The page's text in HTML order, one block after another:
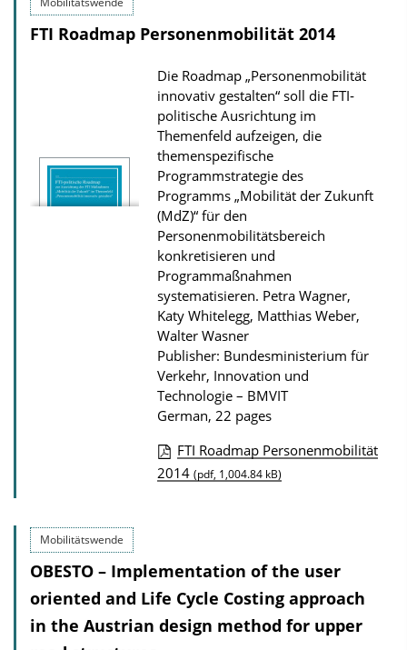
c
t
i
o
n
D
o
w
n
l
o
a
d
s
FTI Roadmap Personenmobilität 2014
Die Roadmap „Personenmobilität
innovativ gestalten“ soll die FTI‐
politische Ausrichtung im
Themenfeld aufzeigen, die
themenspezifische
Programmstrategie des
Programms „Mobilität der Zukunft
(MdZ)“ für den
Personenmobilitätsbereich
konkretisieren und
Programmaßnahmen
systematisieren. Petra Wagner,
Katy Whitelegg, Matthias Weber,
Walter Wasner
Publisher: Bundesministerium für
Verkehr, Innovation und
Technologie – BMVIT
German, 22 pages
P
i
c
a
FTI Roadmap Personenmobilität
2014 (pdf, 1,004.84 kB)
Mobilitätswende
OBESTO – Implementation of the user
oriented and Life Cycle Costing approach
in the Austrian design method for upper